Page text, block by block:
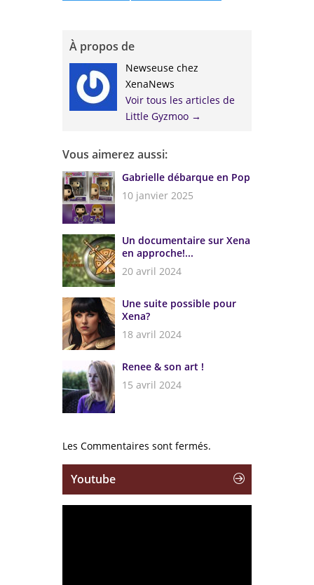
À propos de
Newseuse chez
XenaNews
Voir tous les articles de
Little Gyzmoo →
Vous aimerez aussi:
Gabrielle débarque en Pop
10 janvier 2025
Un documentaire sur Xena
en approche!...
20 avril 2024
Une suite possible pour
Xena?
18 avril 2024
Renee & son art !
15 avril 2024
Les Commentaires sont fermés.
Youtube